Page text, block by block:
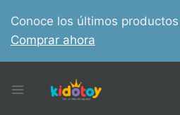
content
Conoce los últimos
Comprar ahora